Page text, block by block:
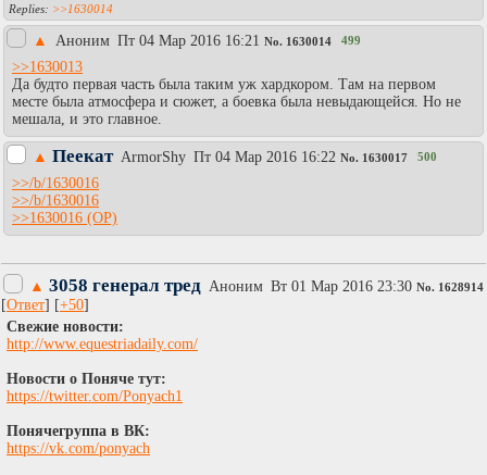
>>1630014
▲ Аноним Пт 04 Мар 2016 16:21 No. 1630014 499
>>1630013
Да будто первая часть была таким уж хардкором. Там на первом
месте была атмосфера и сюжет, а боевка была невыдающейся. Но не
мешала, и это главное.
▲ Пеекат АrmоrShy Пт 04 Мар 2016 16:22 No. 1630017 500
>>/b/1630016
>>/b/1630016
>>1630016
▲ 3058 генерал тред Аноним Вт 01 Мар 2016 23:30 No. 1628914
[Ответ] [+50]
Свежие новости:
http://www.equestriadaily.com/
Новости о Поняче тут:
https://twitter.com/Ponyach1
Понячегруппа в ВК:
https://vk.com/ponyach